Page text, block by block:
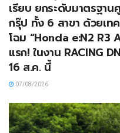
เรียบ ยกระดับมาตรฐา
กรุ๊ป ทั้ง 6 สาขา ด้วยเ
โฉม “Honda e:N2 R3
แรก! ในงาน RACING
16 ส.ค. นี้
07/08/2026